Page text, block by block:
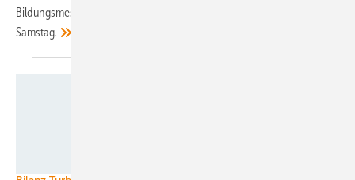
Bildungsmesse thematisiert Beschäftigungssituation an Freitag und
Samstag.